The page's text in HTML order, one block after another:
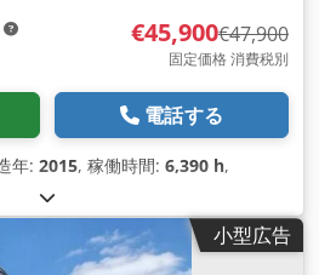
€45,900€47,900
固定価格 消費税別
電話する
年: 2015, 稼働時間: 6,390 h,
小型広告